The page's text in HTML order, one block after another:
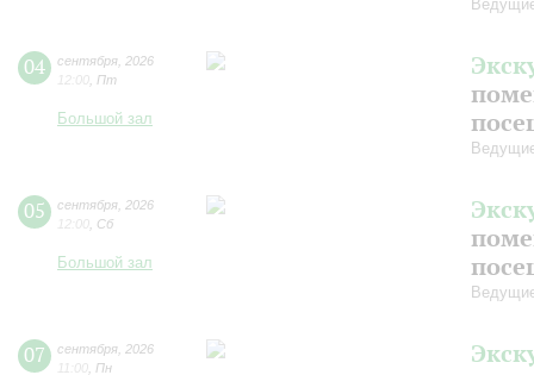
04 сентября 2026
12:00 Пт
Большой зал
05 сентября 2026
12:00 Сб
Большой зал
07 сентября 2026
11:00 Пн